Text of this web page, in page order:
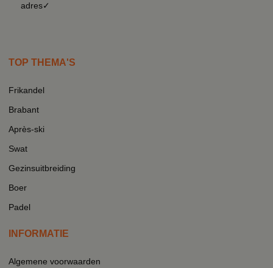
adres✓
TOP THEMA'S
Frikandel
Brabant
Après-ski
Swat
Gezinsuitbreiding
Boer
Padel
INFORMATIE
Algemene voorwaarden